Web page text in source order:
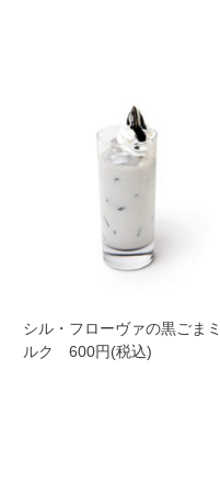
シル・フローヴァの黒ごまミ
ルク 600円(税込)